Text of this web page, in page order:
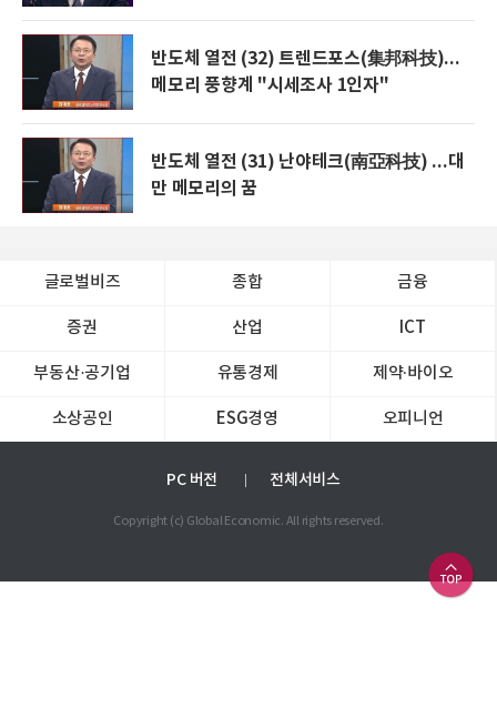
반도체 열전 (32) 트렌드포스(集邦科技)...
메모리 풍향계 "시세조사 1인자"
반도체 열전 (31) 난야테크(南亞科技) ...대
만 메모리의 꿈
글로벌비즈 종합 금융
증권 산업 ICT
부동산·공기업 유통경제 제약∙바이오
소상공인 ESG경영 오피니언
PC 버전 전체서비스
Copyright (c) Global Economic. All rights reserved.